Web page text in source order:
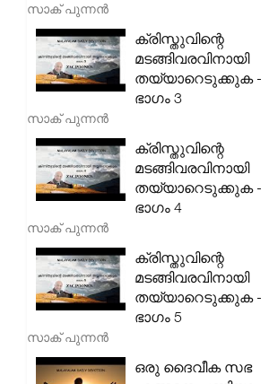
സാക് പുന്നൻ
ക്രിസ്തുവിന്റെ
മടങ്ങിവരവിനായി
തയ്യാറെടുക്കുക -
ഭാഗം 3
സാക് പുന്നൻ
ക്രിസ്തുവിന്റെ
മടങ്ങിവരവിനായി
തയ്യാറെടുക്കുക -
ഭാഗം 4
സാക് പുന്നൻ
ക്രിസ്തുവിന്റെ
മടങ്ങിവരവിനായി
തയ്യാറെടുക്കുക -
ഭാഗം 5
സാക് പുന്നൻ
ഒരു ദൈവീക സഭ